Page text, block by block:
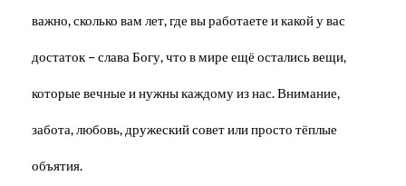
важно, сколько вам лет, где вы работаете и какой у вас
достаток – слава Богу, что в мире ещё остались вещи,
которые вечные и нужны каждому из нас. Внимание,
забота, любовь, дружеский совет или просто тёплые
объятия.